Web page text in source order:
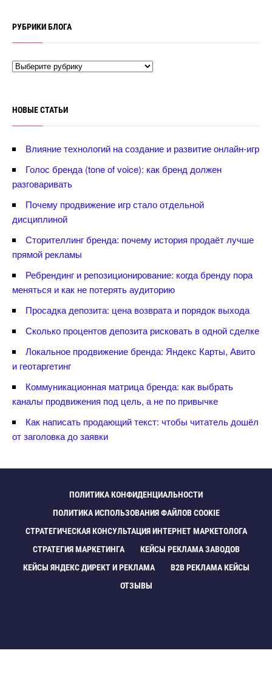
РУБРИКИ БЛОГА
НОВЫЕ СТАТЬИ
лияние технологий на создание и развитие онлайн-игр
Голос бренда (tone of voice): как бренд должен
разговаривать
Почему продвижение игр стало отдельной
дисциплиной
Сторителлинг бренда: почему история продаёт лучше
прямой рекламы
Ребрендинг и репозиционирование: когда бренду пора
меняться и как не потерять аудиторию
Просадка депозита: цена возврата и порядок выхода
Сколько процентов депозита рисковать в одной сделке
Локальное продвижение бренда: Яндекс Карты, Авито
и геотаргетин
Коммуникационная матрица бренда: как выбрать
каналы продвижения под цель, а не по привычке
Как написать продающий текст: чтобы читатель дошёл
от заголовка до заявки
ПОЛИТИКА КОНФИДЕНЦИАЛЬНОСТИ
ПОЛИТИКА ИСПОЛЬЗОВАНИЯ ФАЙЛОВ COOKIE
СТРАТЕГИЧЕСКАЯ КОНСУЛЬТАЦИЯ ИНТЕРНЕТ МАРКЕТОЛОГА
СТРАТЕГИЯ МАРКЕТИНГА
КЕЙСЫ РЕКЛАМА ЗАВОДО
КЕЙСЫ ЯНДЕКС ДИРЕКТ И РЕКЛАМА
B2B РЕКЛАМА КЕЙСЫ
ОТЗЫВЫ